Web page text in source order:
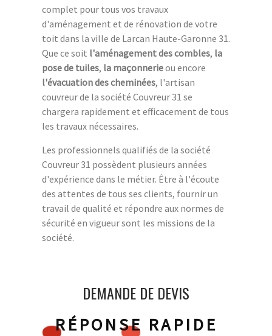
complet pour tous vos travaux
d'aménagement et de rénovation de votre
toit dans la ville de Larcan Haute-Garonne 31.
Que ce soit l'aménagement des combles, la
pose de tuiles, la maçonnerieou encore
l'évacuation des cheminées, l'artisan
couvreur de la société Couvreur 31 se
chargera rapidement et efficacement de tous
les travaux nécessaires.
Les professionnels qualifiés de la société
Couvreur 31 possèdent plusieurs années
d'expérience dans le métier. Être à l'écoute
des attentes de tous ses clients, fournir un
travail de qualité et répondre aux normes de
sécurité en vigueur sont les missions de la
société.
DEMANDE DE DEVIS
RÉPONSE RAPIDE